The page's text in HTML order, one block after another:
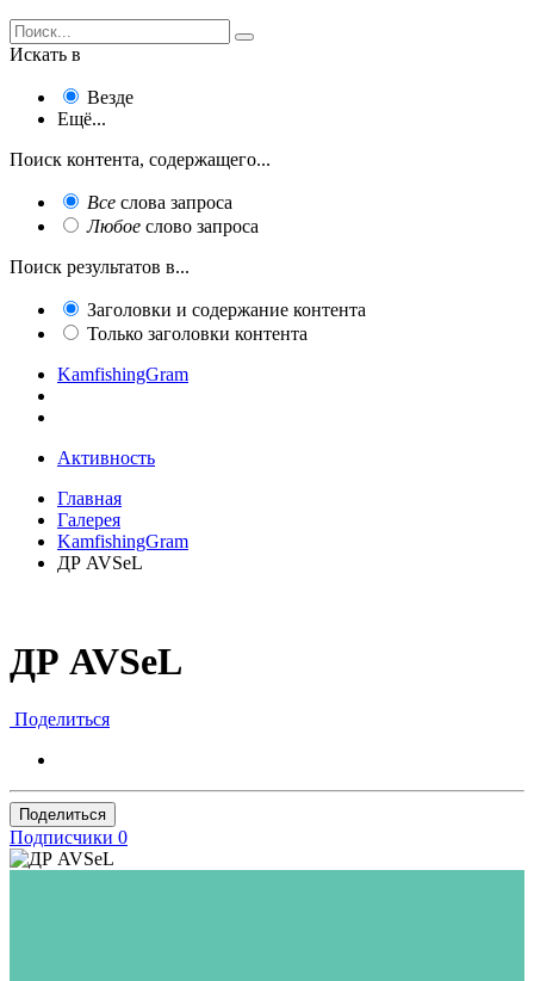
Искать в
Везде
Ещё...
Поиск контента, содержащего...
Все слова запроса
Любое слово запроса
Поиск результатов в...
Заголовки и содержание контента
Только заголовки контента
KamfishingGram
Активность
Главная
Галерея
KamfishingGram
ДР AVSeL
ДР AVSeL
Поделиться
Поделиться
Подписчики 0